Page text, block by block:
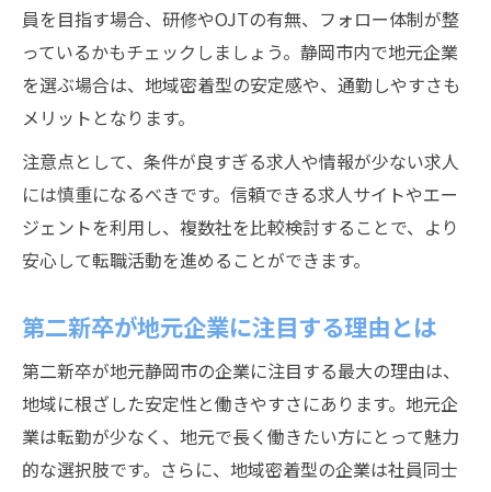
員を目指す場合、研修やOJTの有無、フォロー体制が整
っているかもチェックしましょう。静岡市内で地元企業
を選ぶ場合は、地域密着型の安定感や、通勤しやすさも
メリットとなります。
注意点として、条件が良すぎる求人や情報が少ない求人
には慎重になるべきです。信頼できる求人サイトやエー
ジェントを利用し、複数社を比較検討することで、より
安心して転職活動を進めることができます。
第二新卒が地元企業に注目する理由とは
第二新卒が地元静岡市の企業に注目する最大の理由は、
地域に根ざした安定性と働きやすさにあります。地元企
業は転勤が少なく、地元で長く働きたい方にとって魅力
的な選択肢です。さらに、地域密着型の企業は社員同士